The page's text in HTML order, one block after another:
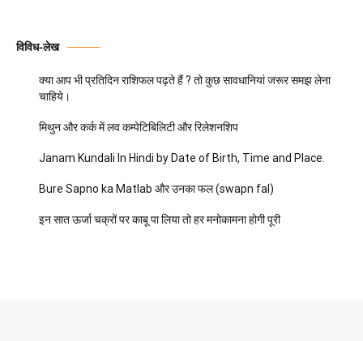
विविध-लेख
क्या आप भी प्रतिदिन राशिफल पढ़ते हैं ? तो कुछ सावधानियां जरूर समझ लेना
चाहिये।
मिथुन और कर्क में लव कम्पेटिबिलिटी और रिलेशनशिप
Janam Kundali In Hindi by Date of Birth, Time and Place.
Bure Sapno ka Matlab और उनका फल (swapn fal)
इन सात ऊर्जा चक्रों पर काबू पा लिया तो हर मनोकामना होगी पूरी